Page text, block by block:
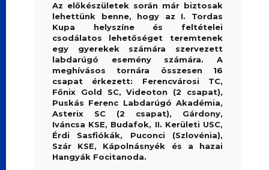
Az előkészületek során már biztosak
lehettünk benne, hogy az I. Tordas
Kupa helyszíne és feltételei
csodálatos lehetőséget teremtenek
egy gyerekek számára szervezett
labdarúgó esemény számára. A
meghívásos tornára összesen 16
csapat érkezett: Ferencvárosi TC,
Főnix Gold SC, Videoton (2 csapat),
Puskás Ferenc Labdarúgó Akadémia,
Asterix SC (2 csapat), Gárdony,
Iváncsa KSE, Budafok, II. Kerületi USC,
Érdi Sasfiókák, Puconci (Szlovénia),
Szár KSE, Kápolnásnyék és a hazai
Hangyák Focitanoda.